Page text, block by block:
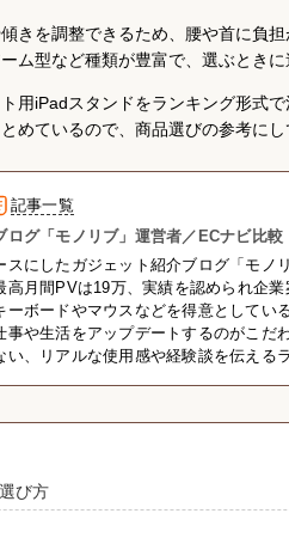
きを調整できるため、腰や首に負
ム型など種類が豊富で、選ぶときに
用iPadスタンドをランキング形式
めているので、商品選びの参考にし
記事一覧
ログ「モノリブ」運営者／ECナビ比
スにしたガジェット紹介ブログ「モノ
高月間PVは19万、実績を認められ企
ーボードやマウスなどを得意としてい
事や生活をアップデートするのがこだ
い、リアルな使用感や経験談を伝える
び方